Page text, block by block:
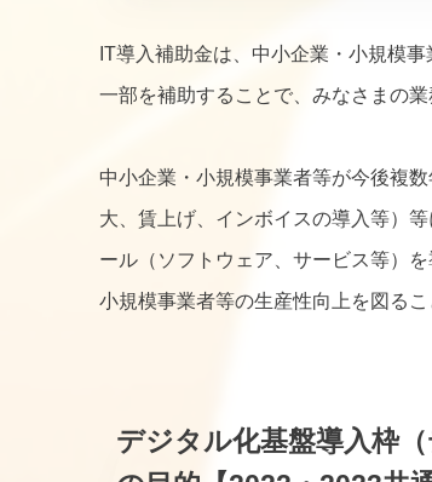
IT導入補助金は、中小企業・小規模
一部を補助することで、みなさまの
中小企業・小規模事業者等が今後複
大、賃上げ、インボイスの導入等）
ール（ソフトウェア、サービス等）
小規模事業者等の生産性向上を図るこ
デジタル化基盤導入枠